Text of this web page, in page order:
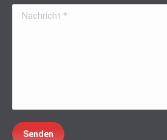
Nachricht *
Senden